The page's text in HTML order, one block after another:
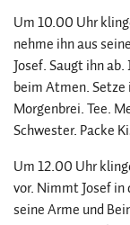
Um 10.00 Uhr
nehme ihn aus
Josef. Saugt ihn
beim Atmen.
Morgenbrei. Tee.
Schwester. Packe
Um 12.00 Uhr
vor. Nimmt Josef in
seine Arme und